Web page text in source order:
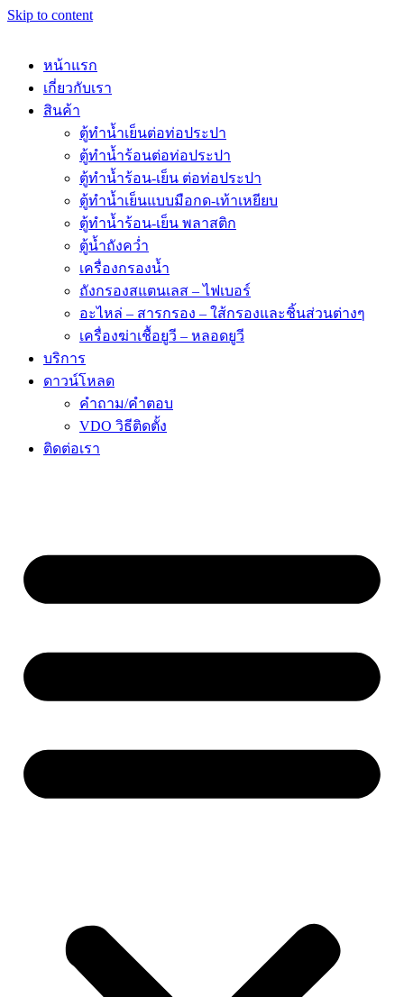
Skip to content
หน้าแรก
เกี่ยวกับเรา
สินค้า
ตู้ทำน้ำเย็นต่อท่อประปา
ตู้ทำน้ำร้อนต่อท่อประปา
ตู้ทำน้ำร้อน-เย็น ต่อท่อประปา
ตู้ทำน้ำเย็นแบบมือกด-เท้าเหยียบ
ตู้ทำน้ำร้อน-เย็น พลาสติก
ตู้น้ำถังคว่ำ
เครื่องกรองน้ำ
ถังกรองสแตนเลส – ไฟเบอร์
อะไหล่ – สารกรอง – ใส้กรองและชิ้นส่วนต่างๆ
เครื่องฆ่าเชื้อยูวี – หลอดยูวี
บริการ
ดาวน์โหลด
คำถาม/คำตอบ
VDO วิธีติดตั้ง
ติดต่อเรา